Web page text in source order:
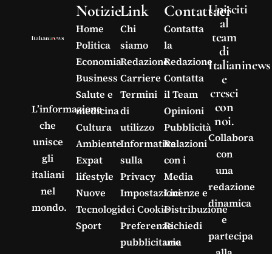
L’informazione
che
unisce
gli
italiani
nel
mondo.
Notizie
Home
Politica
Economia
Business
Salute e
medicina
Cultura
Ambiente
Expat
lifestyle
Nuove
Tecnologie
Sport
Link
Chi
siamo
Redazione
Carriere
Termini
di
utilizzo
Informativa
sulla
Privacy
Impostazioni
dei Cookie
Preferenze
pubblicitarie
Contattaci
Contatta
la
Redazione
Contatta
il Team
Opinioni
Pubblicità
Relazioni
con i
Media
Licenze e
Distribuzione
Richiedi
una
Unisciti
al
team
di
Italianinews
e
cresci
con
noi.
Collabora
con
una
redazione
dinamica
e
partecipa